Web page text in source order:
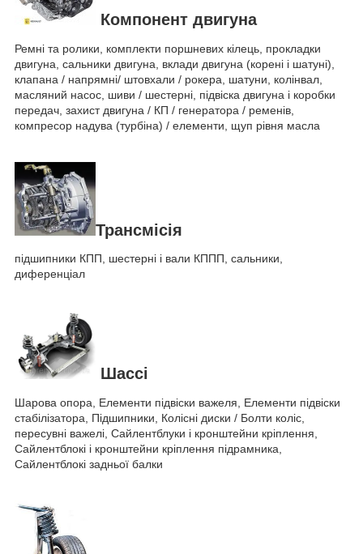
Компонент двигуна
Ремні та ролики, комплекти поршневих кілець, прокладки
двигуна, сальники двигуна, вклади двигуна (корені і шатуні),
клапана / напрямні/ штовхали / рокера, шатуни, колінвал,
масляний насос, шиви / шестерні, підвіска двигуна і коробки
передач, захист двигуна / КП / генератора / ременів,
компресор надува (турбіна) / елементи, щуп рівня масла
Трансмісія
підшипники КПП, шестерні і вали КППП, сальники,
диференціал
Шассі
Шарова опора, Елементи підвіски важеля, Елементи підвіски
стабілізатора, Підшипники, Колісні диски / Болти коліс,
пересувні важелі, Сайлентблуки і кронштейни кріплення,
Сайлентблокі і кронштейни кріплення підрамника,
Сайлентблокі задньої балки